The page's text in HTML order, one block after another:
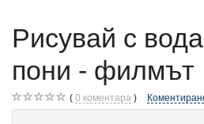
Рисувай с
пони - филмът
0 коментара